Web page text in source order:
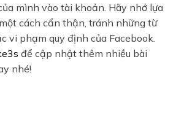
mình vào tài khoản. Hãy nhớ lựa
cách cẩn thận, tránh những từ
vi phạm quy định của Facebook.
để cập nhật thêm nhiều bài
nhé!